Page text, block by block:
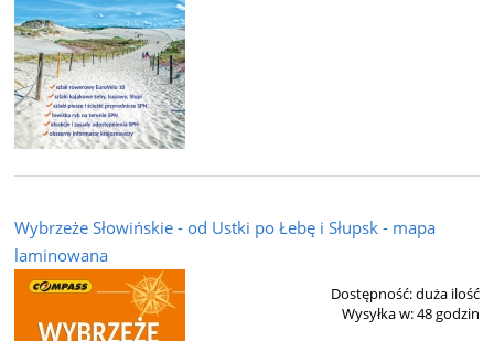
Wybrzeże Słowińskie - od Ustki po Łebę i Słupsk - mapa
laminowana
Dostępność:duża ilość
Wysyłka w:48 godzin